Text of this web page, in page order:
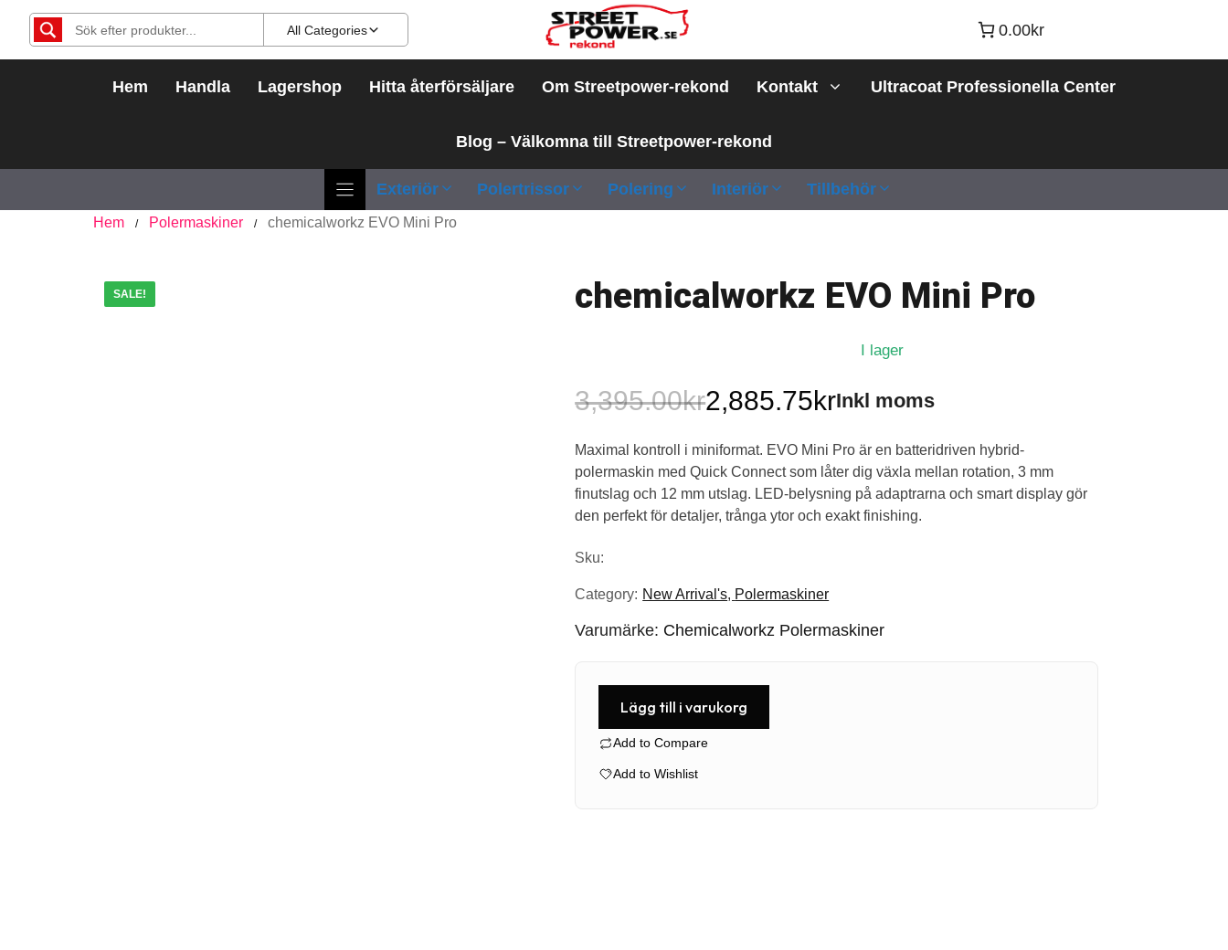
Hoppa
innehåll
All Categories 0.00kr
Hem Handla Lagershop Hitta återförsäljare Om Streetpower-rekond Kontakt Ultracoat Professionella Center
Blog – Välkomna till Streetpower-rekond
Exteriör Polertrissor Polering Interiör Tillbehör
Hem / Polermaskiner / chemicalworkz EVO Mini Pro
SALE! chemicalworkz EVO Mini Pro
I lager
3,395.00kr
Det
ursprungliga
priset
2,885.75kr
Det
nuvarande
priset
Inkl moms
Maximal kontroll i miniformat. EVO Mini Pro är en batteridriven hybrid-
polermaskin med Quick Connect som låter dig växla mellan rotation, 3 mm
finutslag och 12 mm utslag. LED-belysning på adaptrarna och smart display gör
den perfekt för detaljer, trånga ytor och exakt finishing.
Sku:
Category: New Arrival's, Polermaskiner
Varumärke: Chemicalworkz Polermaskiner
Lägg till i varukorg
Add to Compare
Add to Wishlist